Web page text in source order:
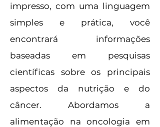
impresso, com uma linguagem
simples e prática, você
encontrará informações
baseadas em pesquisas
científicas sobre os principais
aspectos da nutrição e do
câncer. Abordamos a
alimentação na oncologia em